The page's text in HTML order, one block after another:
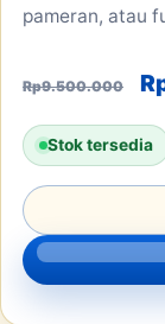
pameran, atau
Rp9.500.000
Stok tersedia